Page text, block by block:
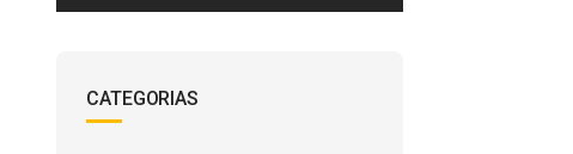
CATEGORIAS